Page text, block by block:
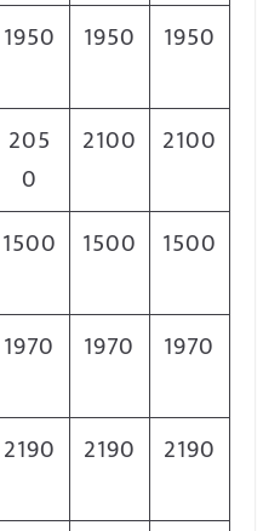
1950 1950 1950
205
0
2100 2100
1500 1500 1500
1970 1970 1970
2190 2190 2190